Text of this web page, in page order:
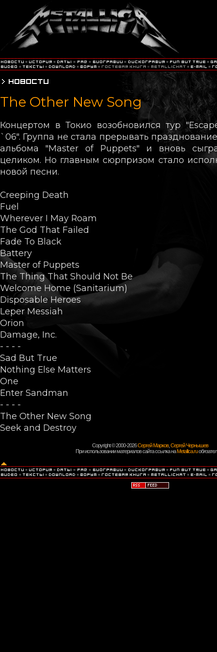
The Other New Song
Концертом в Токио возобновился тур
`06". Группа не стала прерывать
альбома "Master of Puppets" и вновь
целиком. Но главным сюрпризом стало
новой песни.
Creeping Death
Fuel
Wherever I May Roam
The God That Failed
Fade To Black
Battery
Master of Puppets
The Thing That Should Not Be
Welcome Home (Sanitarium)
Disposable Heroes
Leper Messiah
Orion
Damage, Inc.
- - - -
Sad But True
Nothing Else Matters
One
Enter Sandman
- - - -
The Other New Song
Seek and Destroy
Copyright © 2000-2026Сергей Марков, Сергей Чернышев
При использовании материалов сайта ссылка наMetallica.ru